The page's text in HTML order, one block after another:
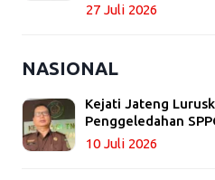
27 Juli 2026
NASIONAL
Kejati Jateng
Penggeledahan
10 Juli 2026